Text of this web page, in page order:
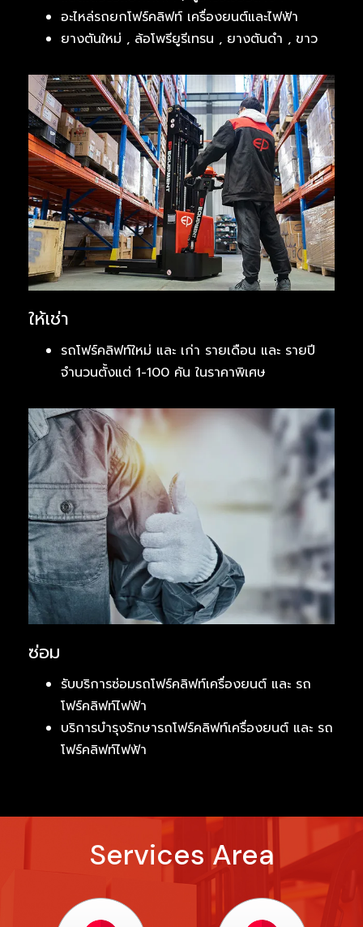
อะไหล่รถยกโฟร์คลิฟท์ เครื่องยนต์และไฟฟ้า
ยางตันใหม่ , ล้อโพรียูรีเทรน , ยางตันดำ , ขาว
ให้เช่า
รถโฟร์คลิฟท์ใหม่ และ เก่า รายเดือน และ รายปี
จำนวนตั้งแต่ 1-100 คัน ในราคาพิเศษ
ซ่อม
รับบริการซ่อมรถโฟร์คลิฟท์เครื่องยนต์ และ รถ
โฟร์คลิฟท์ไฟฟ้า
บริการบำรุงรักษารถโฟร์คลิฟท์เครื่องยนต์ และ รถ
โฟร์คลิฟท์ไฟฟ้า
Services Area